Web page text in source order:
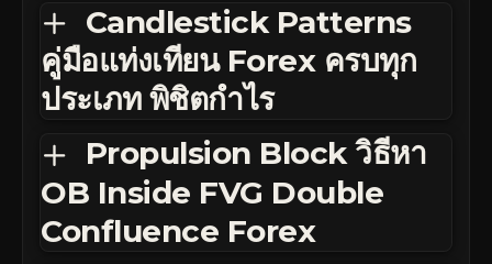
Candlestick Patterns
คู่มือแท่งเทียน Forex ครบทุก
ประเภท พิชิตกำไร
Propulsion Block วิธีหา
OB Inside FVG Double
Confluence Forex